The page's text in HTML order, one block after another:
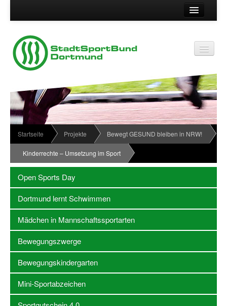
Suche
Vereinsservice
Vereinskennziffer
Passwort
Kontakt
Impressum
Datenschutz
Wir über uns
Organisationsstruktur
News
Termine
Sportabzeichen
Downloadbereich
Newsletter Anmeldung
Stellenangebote SSB Dortmund
Vereine
Vereinssuche
Startseite Projekte Bewegt GESUND bleiben in NRW!
Kinderrechte – Umsetzung im Sport
Open Sports Day
Dortmund lernt Schwimmen
Mädchen in Mannschaftssportarten
Bewegungszwerge
Bewegungskindergarten
Mini-Sportabzeichen